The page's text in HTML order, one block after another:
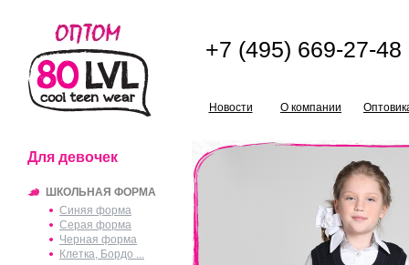
+7 (495) 669-27-48
Новости О компании
Для девочек
ШКОЛЬНАЯ ФОРМА
Синяя форма
Серая форма
Черная форма
Клетка, Бордо ...